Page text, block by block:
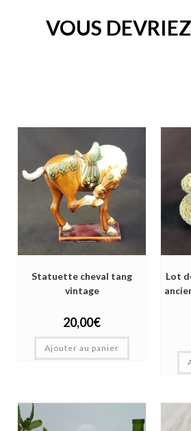
VOUS
Statuette cheval tang
vintage
20,00€
Ajouter au panier
Lot